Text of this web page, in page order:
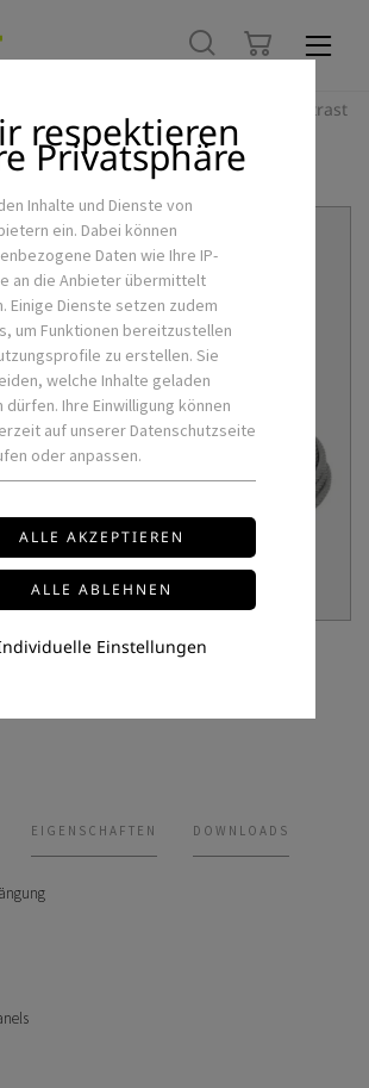
Hoher Kontrast
SEILABHÄNGUNG-2P-Y
2P-Y
EIGENSCHAFTEN DOWNLOADS
respektieren
Privatsphäre
Inhalte und Dienste von
ein. Dabei können
Daten wie Ihre IP-
an die Anbieter übermittelt
Einige Dienste setzen zudem
um Funktionen bereitzustellen
zu erstellen. Sie
welche Inhalte geladen
dürfen. Ihre Einwilligung können
auf unserer Datenschutzseite
oder anpassen.
Einstellungen